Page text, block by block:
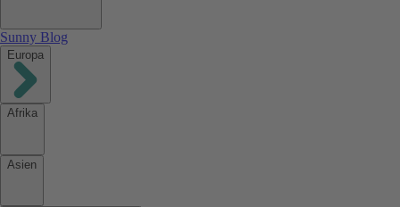
Sunny Blog
Europa
Afrika
Asien